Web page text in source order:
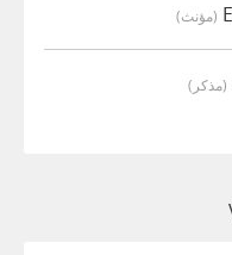
(مؤنث)
(مذكر)